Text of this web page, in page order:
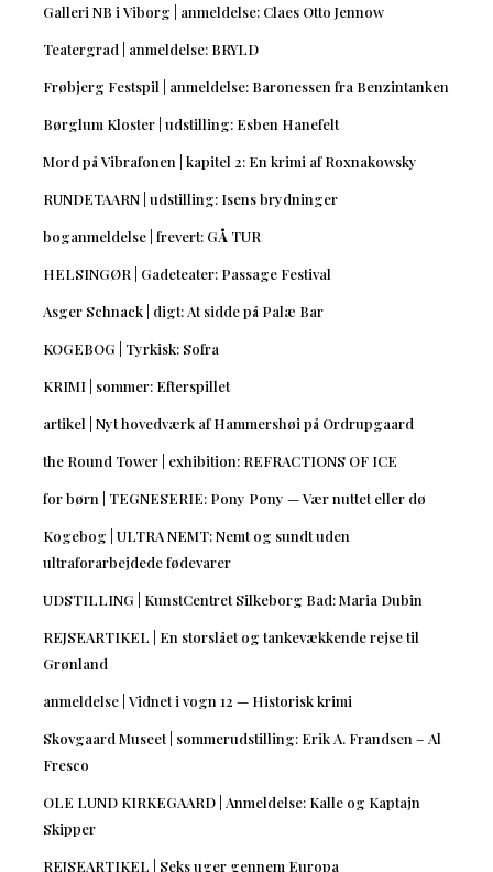
Galleri NB i Viborg | anmeldelse: Claes Otto Jennow
Teatergrad | anmeldelse: BRYLD
Frøbjerg Festspil | anmeldelse: Baronessen fra Benzintanken
Børglum Kloster | udstilling: Esben Hanefelt
Mord på Vibrafonen | kapitel 2: En krimi af Roxnakowsky
RUNDETAARN | udstilling: Isens brydninger
boganmeldelse | frevert: GÅ TUR
HELSINGØR | Gadeteater: Passage Festival
Asger Schnack | digt: At sidde på Palæ Bar
KOGEBOG | Tyrkisk: Sofra
KRIMI | sommer: Efterspillet
artikel | Nyt hovedværk af Hammershøi på Ordrupgaard
the Round Tower | exhibition: REFRACTIONS OF ICE
for børn | TEGNESERIE: Pony Pony — Vær nuttet eller dø
Kogebog | ULTRA NEMT: Nemt og sundt uden
ultraforarbejdede fødevarer
UDSTILLING | KunstCentret Silkeborg Bad: Maria Dubin
REJSEARTIKEL | En storslået og tankevækkende rejse til
Grønland
anmeldelse | Vidnet i vogn 12 — Historisk krimi
Skovgaard Museet | sommerudstilling: Erik A. Frandsen – Al
Fresco
OLE LUND KIRKEGAARD | Anmeldelse: Kalle og Kaptajn
Skipper
REJSEARTIKEL | Seks uger gennem Europa